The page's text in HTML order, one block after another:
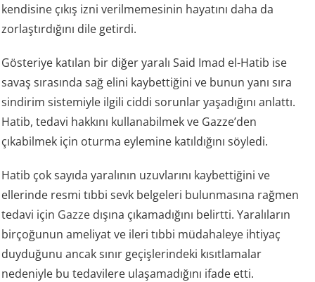
kendisine çıkış izni verilmemesinin hayatını daha da
zorlaştırdığını dile getirdi.
Gösteriye katılan bir diğer yaralı Said Imad el-Hatib ise
savaş sırasında sağ elini kaybettiğini ve bunun yanı sıra
sindirim sistemiyle ilgili ciddi sorunlar yaşadığını anlattı.
Hatib, tedavi hakkını kullanabilmek ve Gazze’den
çıkabilmek için oturma eylemine katıldığını söyledi.
Hatib çok sayıda yaralının uzuvlarını kaybettiğini ve
ellerinde resmi tıbbi sevk belgeleri bulunmasına rağmen
tedavi için Gazze dışına çıkamadığını belirtti. Yaralıların
birçoğunun ameliyat ve ileri tıbbi müdahaleye ihtiyaç
duyduğunu ancak sınır geçişlerindeki kısıtlamalar
nedeniyle bu tedavilere ulaşamadığını ifade etti.